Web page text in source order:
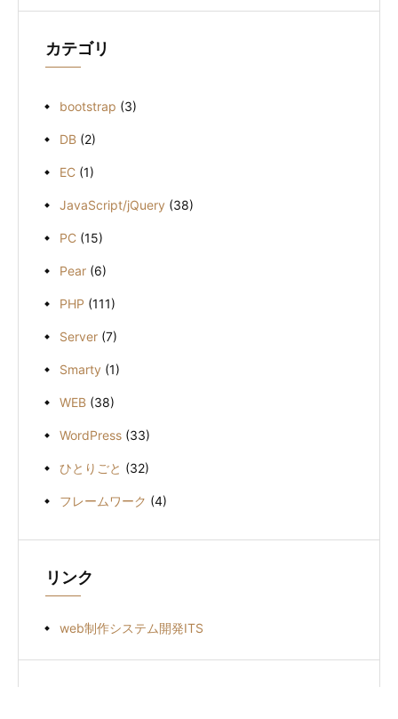
カテゴリ
bootstrap (3)
DB (2)
EC (1)
JavaScript/jQuery (38)
PC (15)
Pear (6)
PHP (111)
Server (7)
Smarty (1)
WEB (38)
WordPress (33)
ひとりごと (32)
フレームワーク (4)
リンク
web制作システム開発ITS